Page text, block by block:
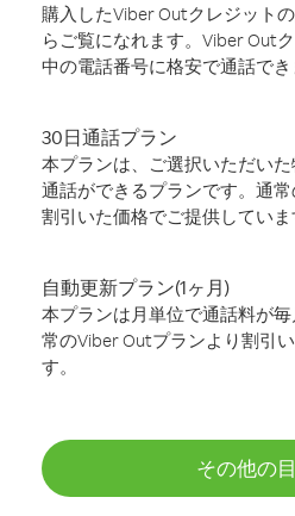
購入したViber Outクレジット
らご覧になれます。Viber Out
中の電話番号に格安で通話でき
30日通話プラン
本プランは、ご選択いただい
通話ができるプランです。通
割引いた価格でご提供していま
自動更新プラン(1ヶ月)
本プランは月単位で通話料が
常のViber Outプランより割引
す。
その他の